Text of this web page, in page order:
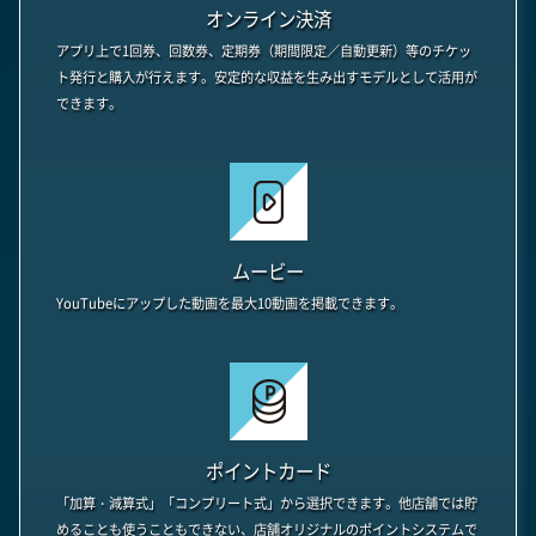
オンライン決済
アプリ上で1回券、回数券、定期券（期間限定／自動更新）等のチケッ
ト発行と購入が行えます。安定的な収益を生み出すモデルとして活用が
できます。
ムービー
YouTubeにアップした動画を最大10動画を掲載できます。
ポイントカード
「加算・減算式」「コンプリート式」から選択できます。他店舗では貯
めることも使うこともできない、店舗オリジナルのポイントシステムで